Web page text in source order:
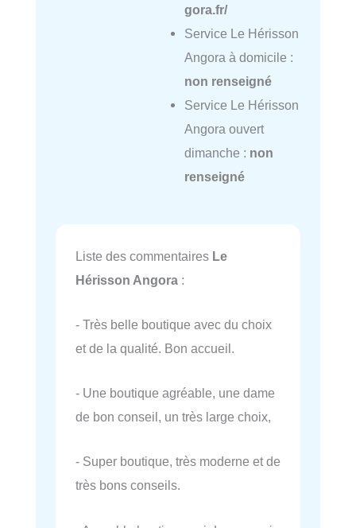
gora.fr/
Service Le Hérisson
Angora à domicile :
non renseigné
Service Le Hérisson
Angora ouvert
dimanche : non
renseigné
Liste des commentaires Le
Hérisson Angora :
- Très belle boutique avec du choix
et de la qualité. Bon accueil.
- Une boutique agréable, une dame
de bon conseil, un très large choix,
- Super boutique, très moderne et de
très bons conseils.